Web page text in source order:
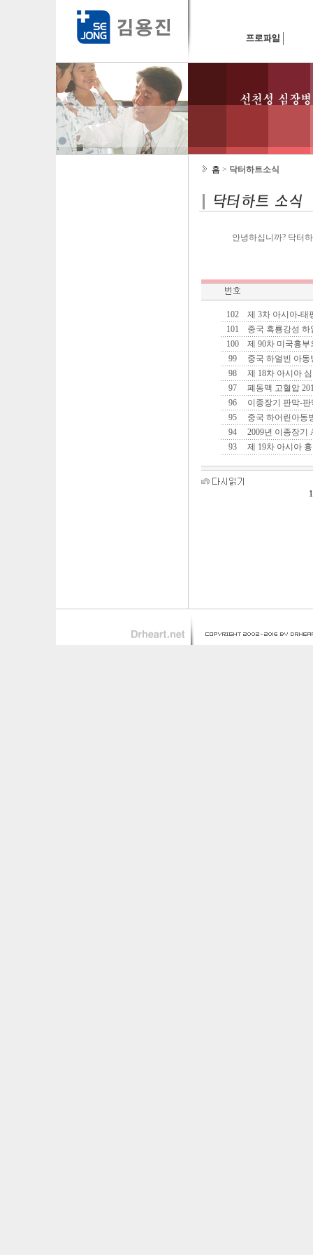
홈 > 닥터하트소식
안녕하십니까? 닥터
102
제 3차 아시아-태
101
중국 흑룡강성
100
제 90차 미국흉부
99
중국 하얼빈 아
98
제 18차 아시아
97
폐동맥 고혈압
96
이종장기 판막-
95
중국 하어린아동
94
2009년 이종장기
93
제 19차 아시아
1